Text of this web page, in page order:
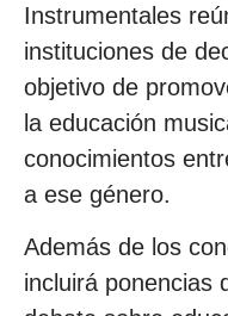
Instrumentales
instituciones de
objetivo de
la educación
conocimientos
a ese género.
Además de los
incluirá ponencias